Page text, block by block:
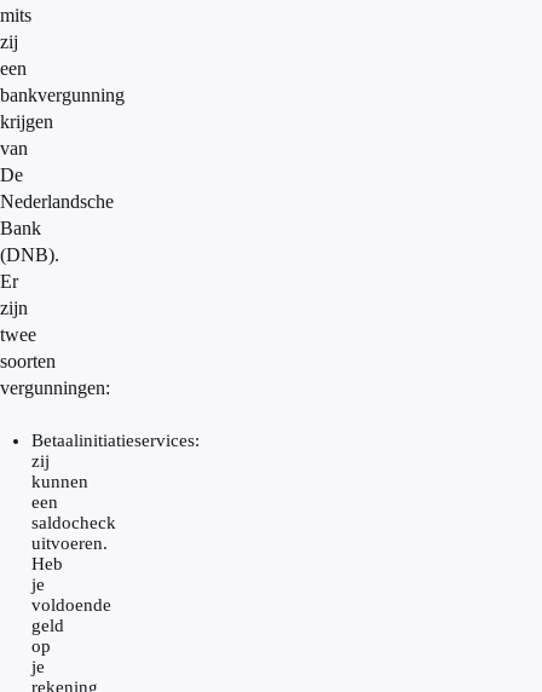
mits
zij
een
bankvergunning
krijgen
van
De
Nederlandsche
Bank
(DNB).
Er
zijn
twee
soorten
vergunningen:
Betaalinitiatieservices:
zij
kunnen
een
saldocheck
uitvoeren.
Heb
je
voldoende
geld
op
je
rekening